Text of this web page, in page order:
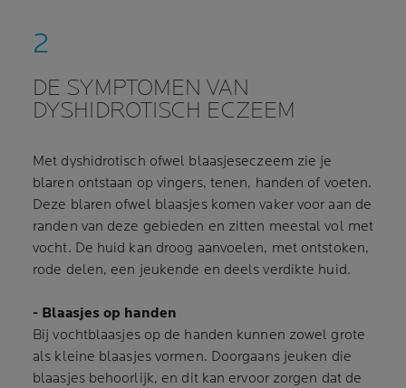
DE SYMPTOMEN VAN
DYSHIDROTISCH ECZEEM
Met dyshidrotisch ofwel blaasjeseczeem zie je
blaren ontstaan op vingers, tenen, handen of voeten.
Deze blaren ofwel blaasjes komen vaker voor aan de
randen van deze gebieden en zitten meestal vol met
vocht. De huid kan droog aanvoelen, met ontstoken,
rode delen, een jeukende en deels verdikte huid.
- Blaasjes op handen
Bij vochtblaasjes op de handen kunnen zowel grote
als kleine blaasjes vormen. Doorgaans jeuken die
blaasjes behoorlijk, en dit kan ervoor zorgen dat de